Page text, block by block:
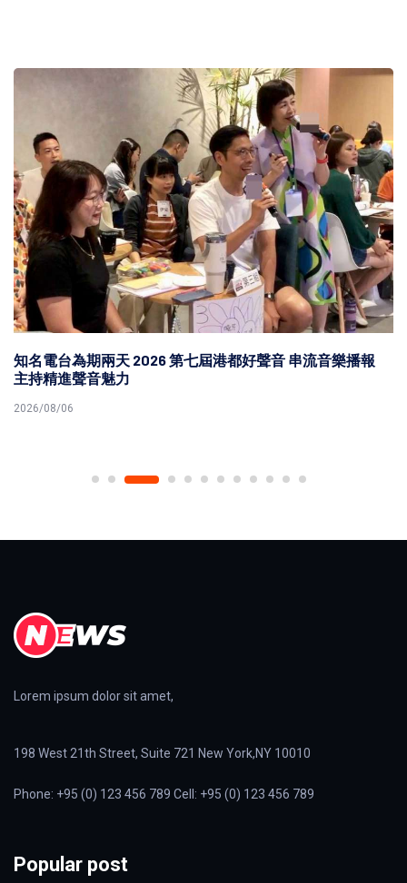
知名電台為期兩天 2026 第七屆港都好聲音 串流音樂播報
主持精進聲音魅力
2026/08/06
Lorem ipsum dolor sit amet,
198 West 21th Street, Suite 721 New York,NY 10010
Phone: +95 (0) 123 456 789 Cell: +95 (0) 123 456 789
Popular post